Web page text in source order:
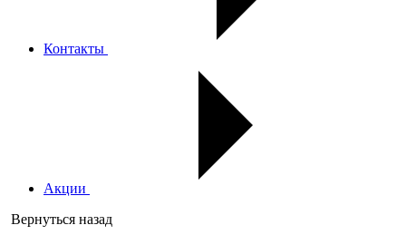
Контакты
Акции
Вернуться назад